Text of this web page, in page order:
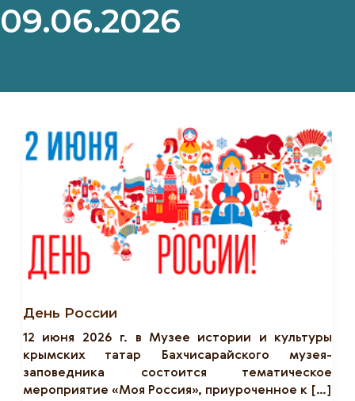
09.06.2026
День России
12 июня 2026 г. в Музее истории и культуры
крымских татар Бахчисарайского музея-
заповедника состоится тематическое
мероприятие «Моя Россия», приуроченное к […]